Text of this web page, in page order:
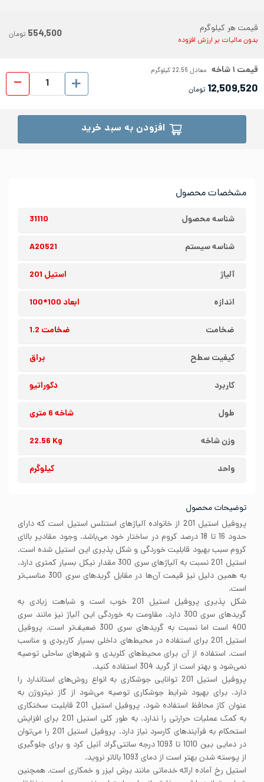
مشخصات محصول
شناسه محصول 31110
شناسه سیستم A20521
آلیاژ استیل 201
اندازه ابعاد 100*100
ضخامت ضخامت 1.2
کیفیت سطح براق
کاربرد دکوراتیو
طول شاخه 6 متری
وزن شاخه 22.56 Kg
واحد کیلوگرم
توضیحات محصول
پروفیل استیل 201 از خانواده آلیاژهای استنلس استیل است که دارای
حدود 16 تا 18 درصد کروم در ساختار خود می‌باشد. وجود مقادیر بالای
کروم سبب بهبود قابلیت خوردگی و شکل پذیری این استیل شده است.
استیل 201 نسبت به آلیاژهای سری 300 مقدار نیکل بسیار کمتری دارد.
به همین دلیل نیز قیمت آن‌ها در مقابل گریدهای سری 300 مناسب‌تر
است.
شکل پذیری پروفیل استیل 201 خوب است و شباهت زیادی به
گریدهای سری 300 دارد. مقاومت به خوردگی این آلیاژ نیز مانند سری
400 است اما نسبت به گریدهای سری 300 ضعیف‌تر است. پروفیل
استیل 201 برای استفاده در محیط‌های داخلی بسیار کاربردی و مناسب
است. استفاده از آن برای محیط‌های کلریدی و شهرهای ساحلی توصیه
نمی‌شود و بهتر است از گرید 304 استفاده کنید.
پروفیل استیل 201 توانایی جوشکاری به انواع روش‌های استاندارد را
دارد. برای بهبود شرایط جوشکاری توصیه می‌شود از گاز نیتروژن به
عنوان کاز محافظ استفاده شود. پروفیل استیل 201 قابلیت سختکاری
به کمک عملیات حرارتی را ندارد. به طور کلی استیل 201 برای افزایش
استحکام به فرآیندهای کارسرد نیاز دارد. پروفیل استیل 201 را می‌توان
در دمایی بین 1010 تا 1093 درجه سانتی‌گراد آنیل کرد و برای جلوگیری
از پوسته شدن بهتر است از دمای 1093 بالاتر نروید.
استیل رخ آماده ارائه خدماتی مانند برش لیزر و خمکاری است. همچنین
قیمت هر کیلوگرم
بدون مالیات بر ارزش افزوده 554,500 تومان
قیمت ۱شاخه معادل 22.56 کیلوگرم
12,509,520 تومان
افزودن به سبد خرید